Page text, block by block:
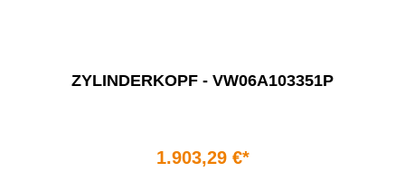
ZYLINDERKOPF - VW06A103351P
1.903,29 €*